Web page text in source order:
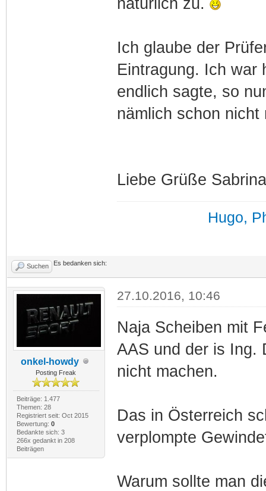
Ich glaube der
Eintragung. Ich war
endlich sagte, so
nämlich schon nicht
Liebe Grüße Sabrina
Hugo,
Suchen Es bedanken sich:
onkel-howdy
Posting Freak
Beiträge: 1.477
Themen: 28
Registriert seit: Oct 2015
Bewertung: 0
Bedankte sich: 3
266x gedankt in 208
Beiträgen
27.10.2016, 10:46
Naja Scheiben mit
AAS und der is Ing.
nicht machen.
Das in Österreich
verplompte
Warum sollte man